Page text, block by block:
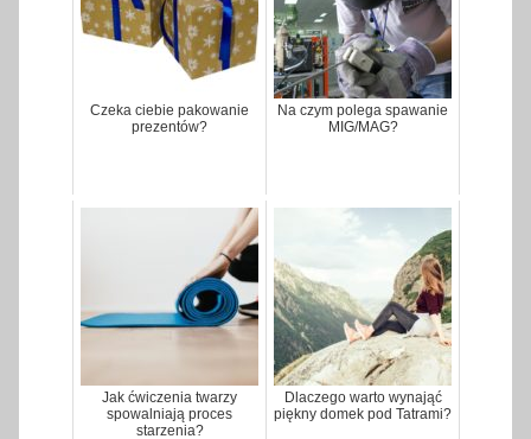
Czeka ciebie pakowanie
prezentów?
Na czym polega spawanie
MIG/MAG?
Jak ćwiczenia twarzy
spowalniają proces
starzenia?
Dlaczego warto wynająć
piękny domek pod Tatrami?